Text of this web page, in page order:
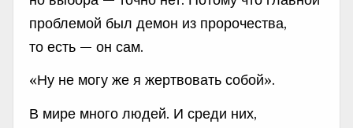
проблемой был демон из пророчества,
то есть — он сам.
«Ну не могу же я жертвовать собой».
В мире много людей. И среди них,